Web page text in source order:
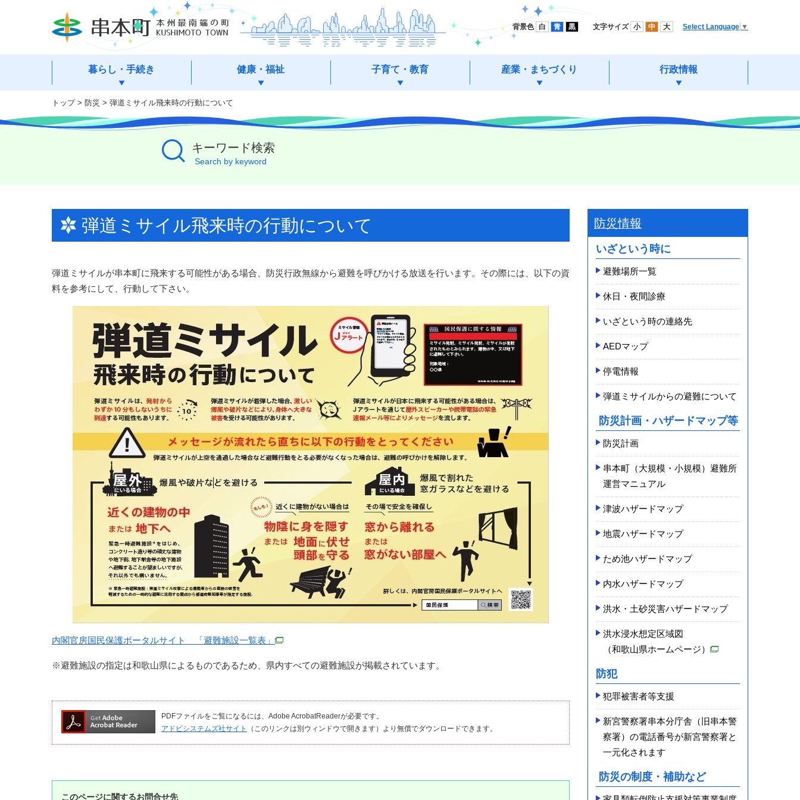
移
暮らし・手続き 健康・福祉 子育て・教育 産業・まちづくり 行政情報
背景色 白 青 黒 文字サイズ 小 中 大 Select Language ▼
トップ> 防災 > 弾道ミサイル飛来時の行動について
キーワード検索
Search by keyword
弾道ミサイル飛来時の行動について
弾道ミサイルが串本町に飛来する可能性がある場合、防災行政無線から避難を呼びかける放送を行います。その際には、以下の資
料を参考にして、行動して下さい。
内閣官房国民保護ポータルサイト 「避難施設一覧表」
※避難施設の指定は和歌山県によるものであるため、県内すべての避難施設が掲載されています。
PDFファイルをご覧になるには、Adobe AcrobatReaderが必要です。
アドビシステムズ社サイト
（このリンクは別ウィンドウで開きます）より無償でダウンロードできます。
このページに関するお問合せ先
防災情報
いざという時に
避難場所一覧
休日・夜間診療
いざという時の連絡先
AEDマップ
停電情報
弾道ミサイルからの避難について
防災計画・ハザードマップ等
防災計画
串本町（大規模・小規模）避難所
運営マニュアル
津波ハザードマップ
地震ハザードマップ
ため池ハザードマップ
内水ハザードマップ
洪水・土砂災害ハザードマップ
洪水浸水想定区域図
（和歌山県ホームページ）
防犯
犯罪被害者等支援
新宮警察署串本分庁舎（旧串本警
察署）の電話番号が新宮警察署と
一元化されます
防災の制度・補助など